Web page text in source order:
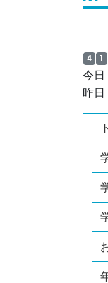
4 1
今日
昨日